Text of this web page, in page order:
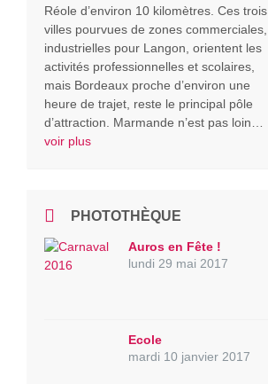
Réole d’environ 10 kilomètres. Ces trois
villes pourvues de zones commerciales,
industrielles pour Langon, orientent les
activités professionnelles et scolaires,
mais Bordeaux proche d’environ une
heure de trajet, reste le principal pôle
d’attraction. Marmande n’est pas loin…
voir plus
PHOTOTHÈQUE
Auros en Fête !
lundi 29 mai 2017
Ecole
mardi 10 janvier 2017